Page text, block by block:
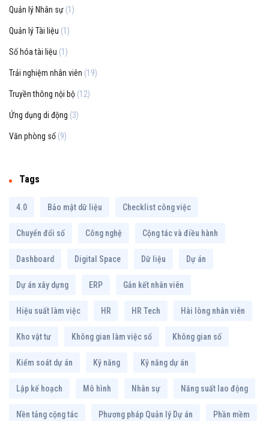
Quản lý Nhân sự (1)
Quản lý Tài liệu (1)
Số hóa tài liệu (1)
Trải nghiệm nhân viên (19)
Truyền thông nội bộ (12)
Ứng dụng di động (3)
Văn phòng số (9)
Tags
4.0 Bảo mật dữ liệu Checklist công việc
Chuyển đổi số Công nghệ Cộng tác và điều hành
Dashboard Digital Space Dữ liệu Dự án
Dự án xây dựng ERP Gắn kết nhân viên
Hiệu suất làm việc HR HR Tech Hài lòng nhân viên
Kho vật tư Không gian làm việc số Không gian số
Kiểm soát dự án Kỹ năng Kỹ năng dự án
Lập kế hoạch Mô hình Nhân sự Năng suất lao động
Nền tảng cộng tác Phương pháp Quản lý Dự án Phần mềm